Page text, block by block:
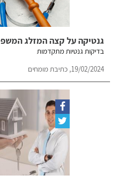
גנטיקה על קצה המזלג
בדיקות גנטיות מתקדמות
19/02/2024, כתיבת מומחים